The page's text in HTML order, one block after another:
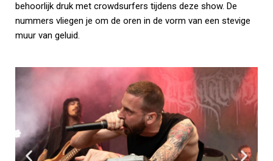
behoorlijk druk met crowdsurfers tijdens deze show. De
nummers vliegen je om de oren in de vorm van een stevige
muur van geluid.